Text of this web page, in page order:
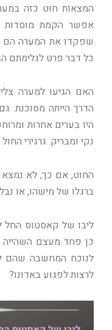
המצאות חוט כזה
אפשר הקמת מוסדות
שפקדו את המערה הם
כל דבר פרט לגלימתם
האם הגיעו למערה
הדרך הייתה מסוכנת.
היו בערים אחרות
נקי ומבריק. גרגירי
החוט, אם כך, לא
ברגלו של מישהו, או
ליבו של קאסטוס החל
כן פחד מעצם
לנוכח המחשבה שהם
לרצות לפגוע באדונו?